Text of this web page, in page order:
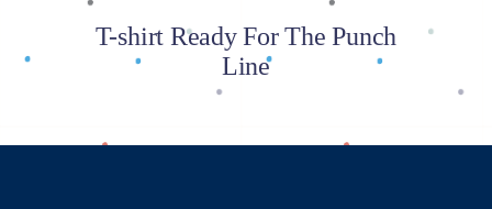
T-shirt Ready For The Punch
Line